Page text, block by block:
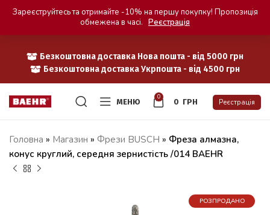
Безкоштовна доставка Нова пошта - від 5000 грн
Безкоштовна доставка Укрпошта - від 4500 грн
МЕНЮ
0
0 ГРН Реєстрація
Головна » Магазин » Фрези BUSCH » Фреза алмазна,
конус круглий, середня зернистість /014 BAEHR
РОЗПРОДАНО
Зареєструйтесь та отримайте -10% на першу покупку! Пропозиція
обмежена в часі. Реєстрація